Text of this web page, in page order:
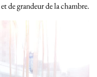
de grandeur de la chambre.